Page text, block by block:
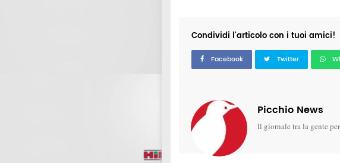
Condividi l'articolo con i tuoi amici!
Facebook Twitter
Picchio News
Il giornale tra la gente